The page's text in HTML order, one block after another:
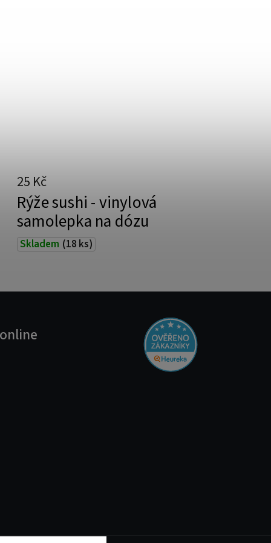
Rýže sushi - vinylová
samolepka na dózu
Skladem (18 ks)
25 Kč